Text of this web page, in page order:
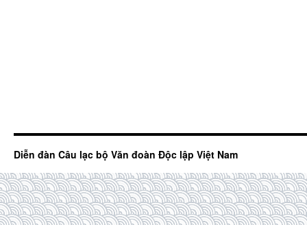
Diễn đàn Câu lạc bộ Văn đoàn Độc lập Việt Nam